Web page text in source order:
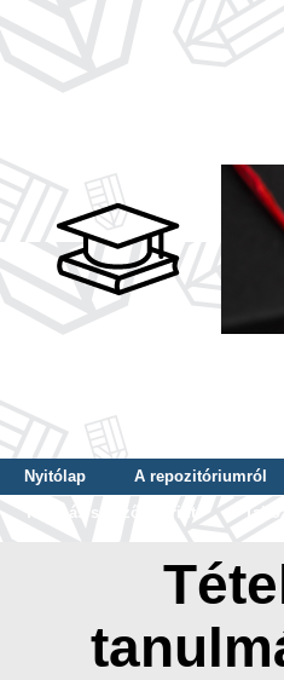
Nyitólap A repozitóriumról
Tallózás szerző szerint